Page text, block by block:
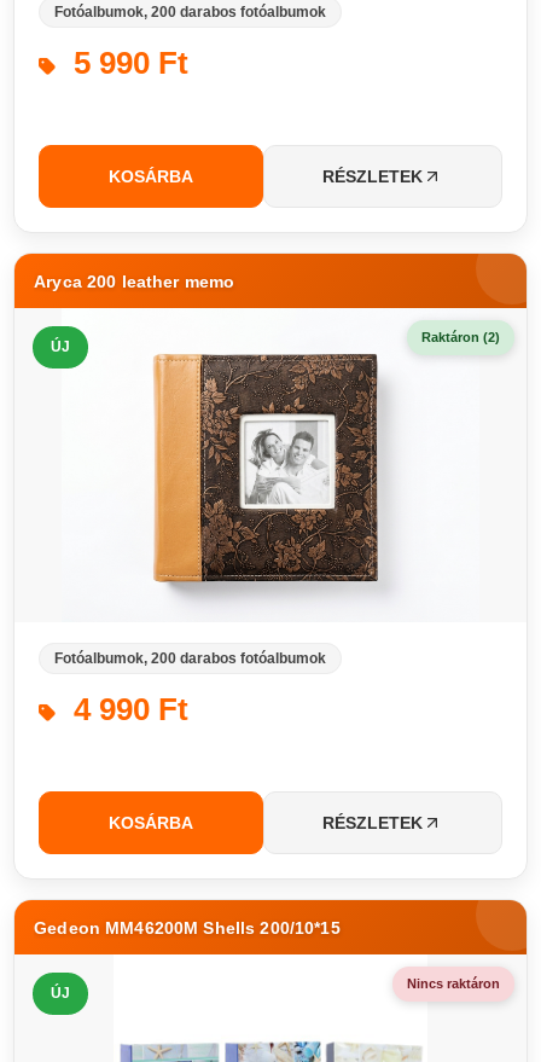
Fotóalbumok, 200 darabos fotóalbumok
5 990 Ft
KOSÁRBA RÉSZLETEK
Aryca 200 leather memo
ÚJ
Raktáron (2)
Fotóalbumok, 200 darabos fotóalbumok
4 990 Ft
KOSÁRBA RÉSZLETEK
Gedeon MM46200M Shells 200/10*15
ÚJ
Nincs raktáron